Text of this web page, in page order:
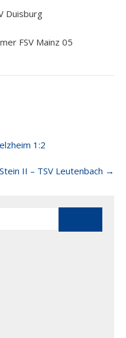
Duisburg
FSV Mainz 05
1:2
II – TSV Leutenbach →